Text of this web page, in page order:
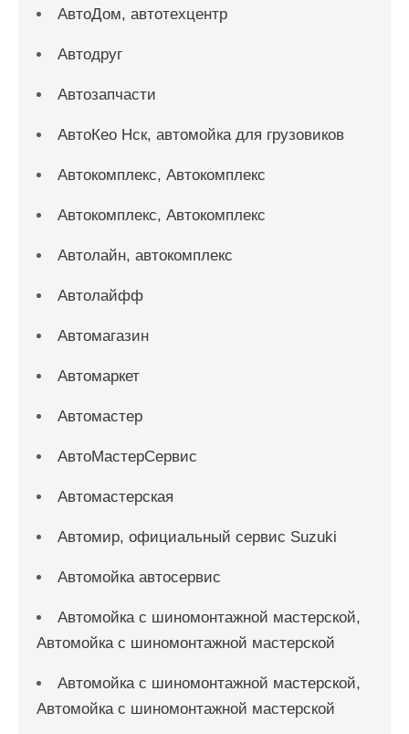
АвтоДом, автотехцентр
Автодруг
Автозапчасти
АвтоКео Нск, автомойка для грузовиков
Автокомплекс, Автокомплекс
Автокомплекс, Автокомплекс
Автолайн, автокомплекс
Автолайфф
Автомагазин
Автомаркет
Автомастер
АвтоМастерСервис
Автомастерская
Автомир, официальный сервис Suzuki
Автомойка автосервис
Автомойка с шиномонтажной мастерской,
Автомойка с шиномонтажной мастерской
Автомойка с шиномонтажной мастерской,
Автомойка с шиномонтажной мастерской